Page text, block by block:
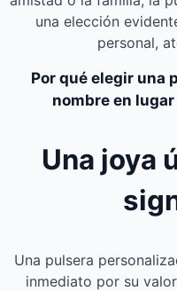
una elección
personal,
Por qué elegir una
nombre en
Una joya
Una pulsera
inmediato por su